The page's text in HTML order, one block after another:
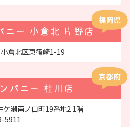
倉北区東篠崎1-19
ケ瀬南ノ口町19番地2 1階
5911